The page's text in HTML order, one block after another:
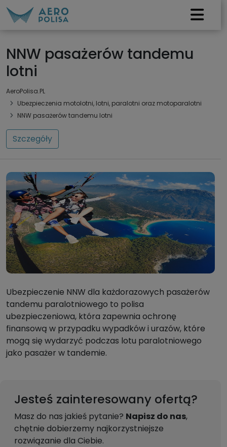
NNW pasażerów tandemu
lotni
AeroPolisa.PL
Ubezpieczenia motolotni, lotni, paralotni oraz motoparalotni
NNW pasażerów tandemu lotni
Szczegóły
Ubezpieczenie NNW dla każdorazowych pasażerów
tandemu paralotniowego to polisa
ubezpieczeniowa, która zapewnia ochronę
finansową w przypadku wypadków i urazów, które
mogą się wydarzyć podczas lotu paralotniowego
jako pasażer w tandemie.
Jesteś zainteresowany ofertą?
Masz do nas jakieś pytanie? Napisz do nas,
chętnie dobierzemy najkorzystniejsze
rozwiązanie dla Ciebie.